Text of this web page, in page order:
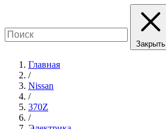
Закрыть
Главная
/
Nissan
/
370Z
/